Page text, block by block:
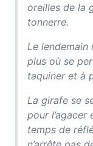
oreilles de la
tonnerre.
Le lendemain
plus où se
taquiner et à
La girafe se
pour l’agacer
temps de